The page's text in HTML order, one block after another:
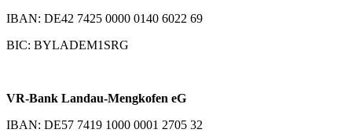
IBAN: DE42 7425 0000 0140 6022 69
BIC: BYLADEM1SRG
VR-Bank Landau-Mengkofen eG
IBAN: DE57 7419 1000 0001 2705 32